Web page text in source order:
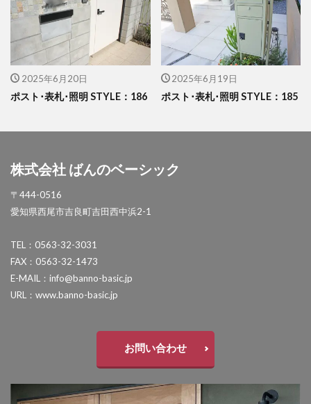
2025年6月20日
ポスト･表札･照明 STYLE：186
2025年6月19日
ポスト･表札･照明 STYLE：185
株式会社 ばんのベーシック
〒444-0516
愛知県西尾市吉良町吉田西中浜2-1
TEL：0563-32-3031
FAX：0563-32-1473
E-MAIL：info@banno-basic.jp
URL：www.banno-basic.jp
お問い合わせ
エレント パークスワイド
エレント フォルテット
オオムラ ジェラシカ
キャンペーン
きらまつり
グローベン プラド/one
コイズミ照明 AU42402L
コラム
サンアイ岡本 セッパンガレージ
スタッフブログ
スノーホワイト
セキスイデザインワークス ゼロフランジライト
タカショー アートポート
タカショー エバーアートウッドフェンス
タカショー エバーアートボード
タカショー シンプルシェード
タカショー セラウォール
タカショー セラクラシック